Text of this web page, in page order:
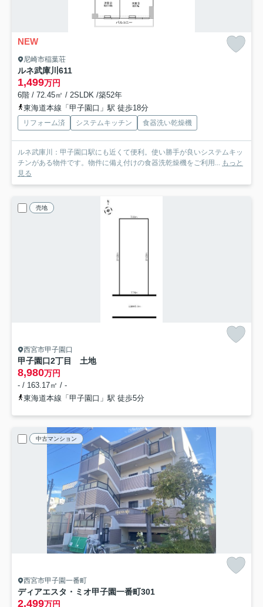
NEW
尼崎市稲葉荘
ルネ武庫川 611
1,499万円
6階 / 72.45㎡ / 2SLDK /築52年
東海道本線「甲子園口」駅 徒歩18分
リフォーム済 システムキッチン 食器洗い乾燥機
ルネ武庫川：甲子園口駅にも近くて便利。使い勝手が良いシステムキッ
チンがある物件です。物件に備え付けの食器洗乾燥機をご利用... もっと
見る
売地
西宮市甲子園口
甲子園口2丁目 土地
8,980万円
- / 163.17㎡ / -
東海道本線「甲子園口」駅 徒歩5分
中古マンション
西宮市甲子園一番町
ディアエスタ・ミオ甲子園一番町301
2,499万円